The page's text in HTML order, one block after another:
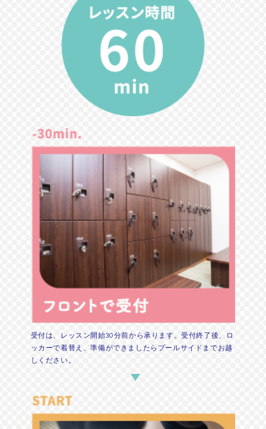
受付は、レッスン開始30分前から承ります。受付終了後、ロ
ッカーで着替え、準備ができましたらプールサイドまでお越
しください。